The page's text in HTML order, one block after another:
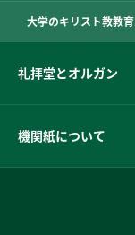
大学のキリスト教教育
礼拝堂とオルガン
機関紙について